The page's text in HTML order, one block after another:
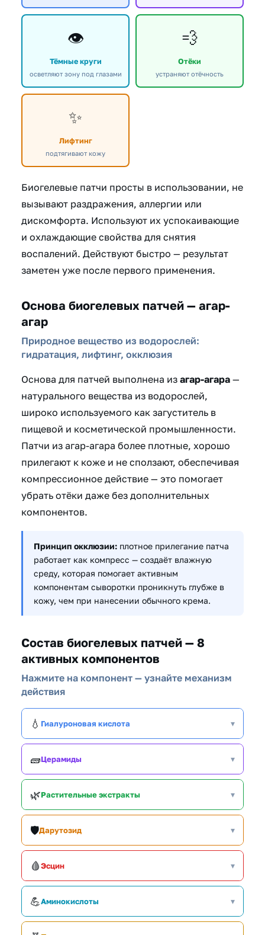
👁️
Тёмные круги
осветляют зону под глазами
💨
Отёки
устраняют отёчность
✨
Лифтинг
подтягивают кожу
Биогелевые патчи просты в использовании, не
вызывают раздражения, аллергии или
дискомфорта. Используют их успокаивающие
и охлаждающие свойства для снятия
воспалений. Действуют быстро — результат
заметен уже после первого применения.
Основа биогелевых патчей — агар-
агар
Природное вещество из водорослей:
гидратация, лифтинг, окклюзия
Основа для патчей выполнена из агар-агара —
натурального вещества из водорослей,
широко используемого как загуститель в
пищевой и косметической промышленности.
Патчи из агар-агара более плотные, хорошо
прилегают к коже и не сползают, обеспечивая
компрессионное действие — это помогает
убрать отёки даже без дополнительных
компонентов.
Принцип окклюзии: плотное прилегание патча
работает как компресс — создаёт влажную
среду, которая помогает активным
компонентам сыворотки проникнуть глубже в
кожу, чем при нанесении обычного крема.
Состав биогелевых патчей — 8
активных компонентов
Нажмите на компонент — узнайте механизм
действия
💧 Гиалуроновая кислота ▾
🧱Церамиды ▾
🌿Растительные экстракты ▾
🛡️Дарутозид ▾
🩸Эсцин ▾
💪Аминокислоты ▾